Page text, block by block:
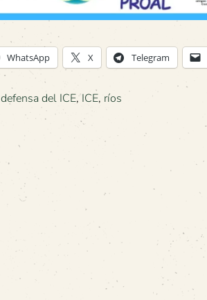
WhatsApp X Telegram
defensa del ICE,ICE, ríos